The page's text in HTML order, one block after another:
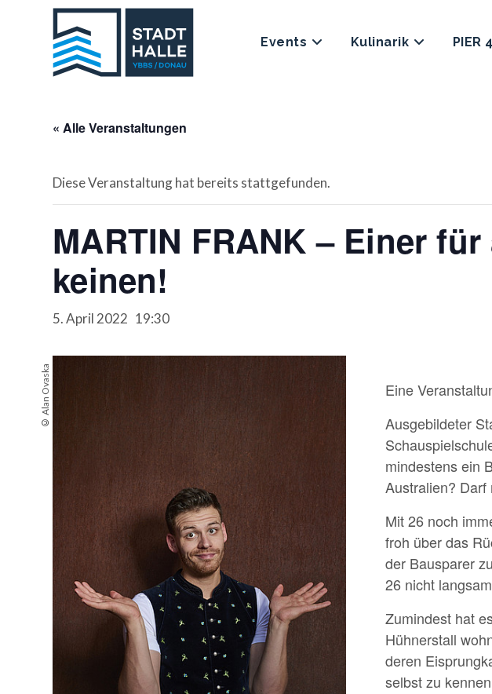
Events Kulinarik PIER
« Alle Veranstaltungen
Diese Veranstaltung hat bereits stattgefunden.
MARTIN FRANK – Einer
keinen!
5. April 2022 19:30
© Alan Ovaska
Eine
Ausgebildeter
mindestens ein
Australien?
Mit 26 noch
froh über das
der Bausparer
26 nicht
Zumindest hat
Hühnerstall
deren
selbst zu